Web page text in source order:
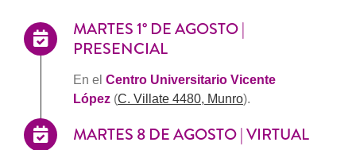
MARTES 1° DE AGOSTO |
PRESENCIAL
En el Centro Universitario Vicente
López (C. Villate 4480, Munro).
MARTES 8 DE AGOSTO | VIRTUAL